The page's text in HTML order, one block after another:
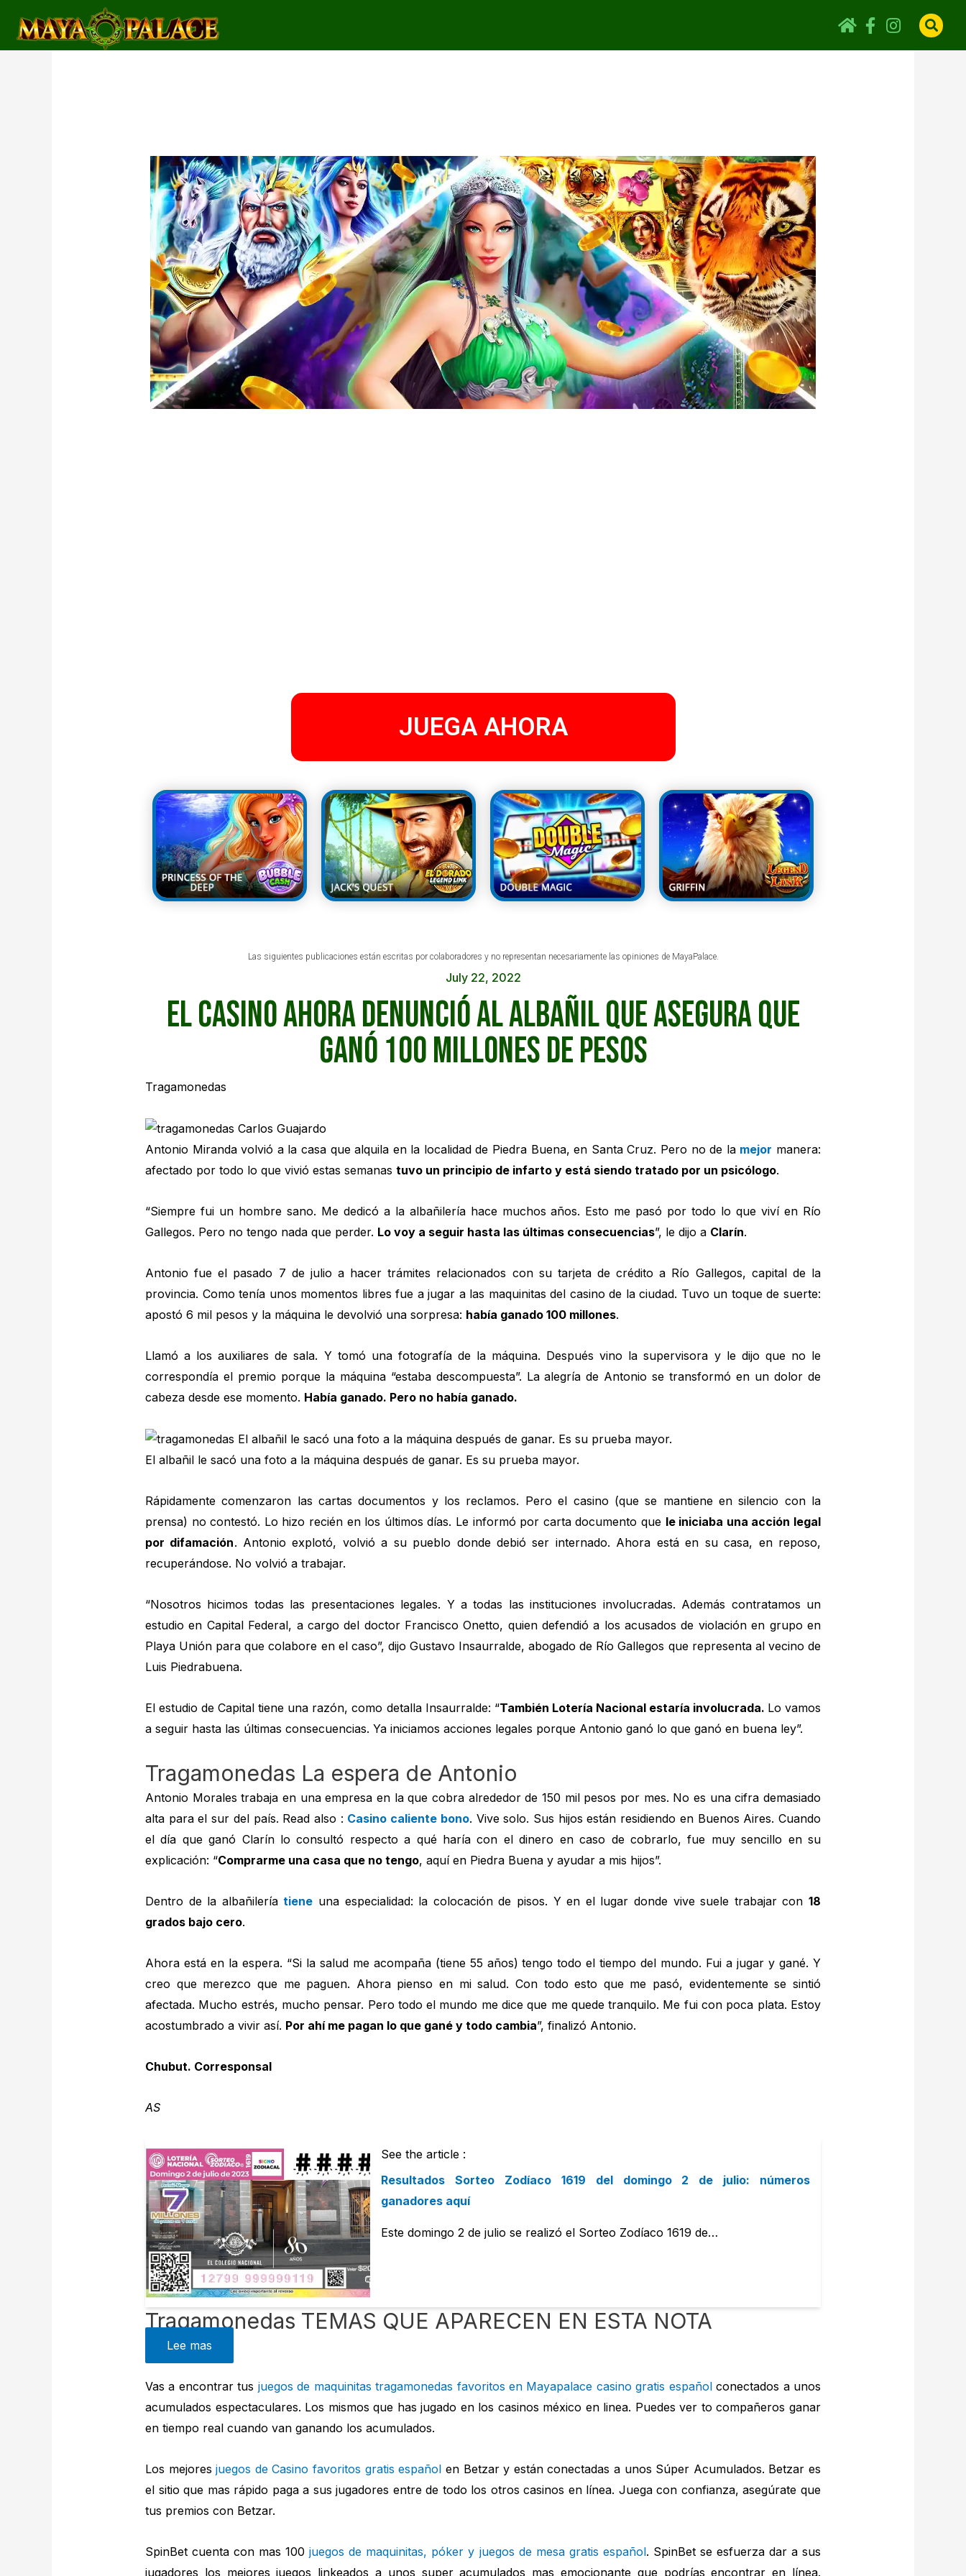
JUEGA AHORA
Las siguientes publicaciones están escritas por colaboradores y no representan necesariamente las opiniones de MayaPalace.
July 22, 2022
El casino ahora denunció al albañil que asegura que
ganó 100 millones de pesos
Tragamonedas
Antonio Miranda volvió a la casa que alquila en la localidad de Piedra Buena, en Santa Cruz. Pero no de la mejor manera:
afectado por todo lo que vivió estas semanastuvo un principio de infarto y está siendo tratado por un psicólogo.
“Siempre fui un hombre sano. Me dedicó a la albañilería hace muchos años. Esto me pasó por todo lo que viví en Río
Gallegos. Pero no tengo nada que perder. Lo voy a seguir hasta las últimas consecuencias”, le dijo a Clarín.
Antonio fue el pasado 7 de julio a hacer trámites relacionados con su tarjeta de crédito a Río Gallegos, capital de la
provincia. Como tenía unos momentos libres fue a jugar a las maquinitas del casino de la ciudad. Tuvo un toque de suerte:
apostó 6 mil pesos y la máquina le devolvió una sorpresa: había ganado 100 millones.
Llamó a los auxiliares de sala. Y tomó una fotografía de la máquina. Después vino la supervisora y le dijo que no le
correspondía el premio porque la máquina “estaba descompuesta”. La alegría de Antonio se transformó en un dolor de
cabeza desde ese momento. Había ganado. Pero no había ganado.
El albañil le sacó una foto a la máquina después de ganar. Es su prueba mayor.
Rápidamente comenzaron las cartas documentos y los reclamos. Pero el casino (que se mantiene en silencio con la
prensa) no contestó. Lo hizo recién en los últimos días. Le informó por carta documento que le iniciaba una acción legal
por difamación. Antonio explotó, volvió a su pueblo donde debió ser internado. Ahora está en su casa, en reposo,
recuperándose. No volvió a trabajar.
“Nosotros hicimos todas las presentaciones legales. Y a todas las instituciones involucradas. Además contratamos un
estudio en Capital Federal, a cargo del doctor Francisco Onetto, quien defendió a los acusados de violación en grupo en
Playa Unión para que colabore en el caso”, dijo Gustavo Insaurralde, abogado de Río Gallegos que representa al vecino de
Luis Piedrabuena.
El estudio de Capital tiene una razón, como detalla Insaurralde: “También Lotería Nacional estaría involucrada. Lo vamos
a seguir hasta las últimas consecuencias. Ya iniciamos acciones legales porque Antonio ganó lo que ganó en buena ley”.
Tragamonedas La espera de Antonio
Antonio Morales trabaja en una empresa en la que cobra alrededor de 150 mil pesos por mes. No es una cifra demasiado
alta para el sur del país. Read also : Casino caliente bono. Vive solo. Sus hijos están residiendo en Buenos Aires. Cuando
el día que ganó Clarín lo consultó respecto a qué haría con el dinero en caso de cobrarlo, fue muy sencillo en su
explicación: “Comprarme una casa que no tengo, aquí en Piedra Buena y ayudar a mis hijos”.
Dentro de la albañileríatiene una especialidad: la colocación de pisos. Y en el lugar donde vive suele trabajar con 18
grados bajo cero.
Ahora está en la espera. “Si la salud me acompaña (tiene 55 años) tengo todo el tiempo del mundo. Fui a jugar y gané. Y
creo que merezco que me paguen. Ahora pienso en mi salud. Con todo esto que me pasó, evidentemente se sintió
afectada. Mucho estrés, mucho pensar. Pero todo el mundo me dice que me quede tranquilo. Me fui con poca plata. Estoy
acostumbrado a vivir así. Por ahí me pagan lo que gané y todo cambia”, finalizó Antonio.
​Chubut. Corresponsal
AS
See the article :
Resultados Sorteo Zodíaco 1619 del domingo 2 de julio: números
ganadores aquí
Este domingo 2 de julio se realizó el Sorteo Zodíaco 1619 de…
Tragamonedas TEMAS QUE APARECEN EN ESTA NOTA
Lee mas
Vas a encontrar tus juegos de maquinitas tragamonedas favoritos en Mayapalace casino gratis españolconectados a unos
acumulados espectaculares. Los mismos que has jugado en los casinos méxico en linea. Puedes ver to compañeros ganar
en tiempo real cuando van ganando los acumulados.
Los mejoresjuegos de Casino favoritos gratis español en Betzar y están conectadas a unos Súper Acumulados. Betzar es
el sitio que mas rápido paga a sus jugadores entre de todo los otros casinos en línea. Juega con confianza, asegúrate que
tus premios con Betzar.
SpinBet cuenta con mas 100juegos de maquinitas, póker y juegos de mesa gratis español. SpinBet se esfuerza dar a sus
jugadores los mejores juegos linkeados a unos super acumulados mas emocionante que podrías encontrar en línea.